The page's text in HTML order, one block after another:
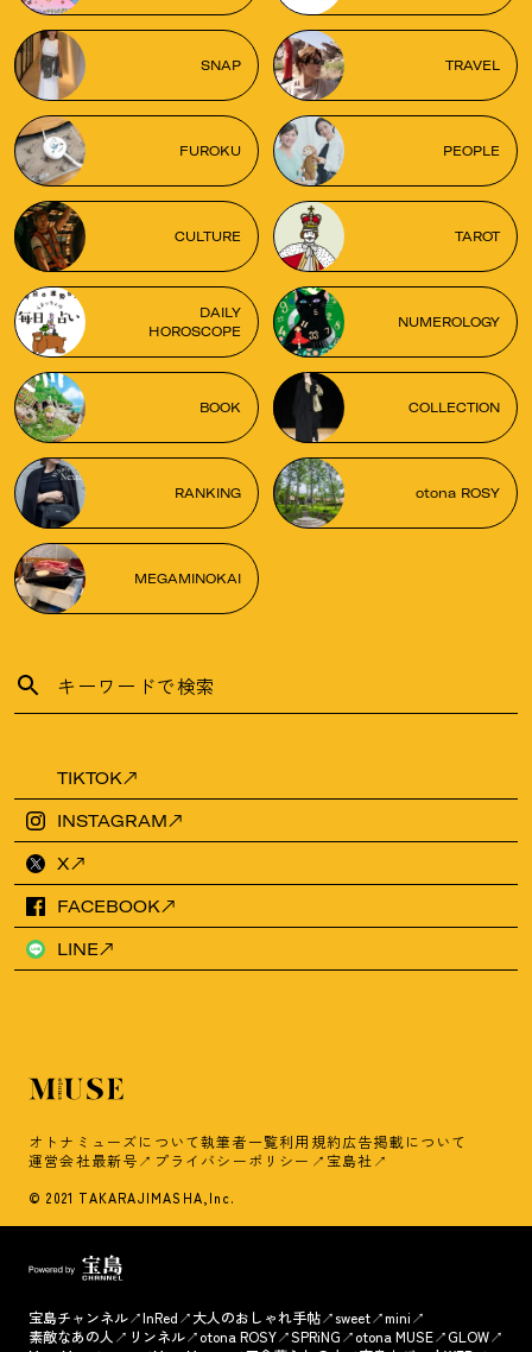
SNAP TRAVEL
FUROKU PEOPLE
CULTURE TAROT
DAILY
HOROSCOPE
NUMEROLOGY
BOOK COLLECTION
RANKING otona ROSY
MEGAMINOKAI
TIKTOK
INSTAGRAM
X
FACEBOOK
LINE
オトナミューズについて執筆者一覧利用規約広告掲載について
運営会社最新号 プライバシーポリシー 宝島社
© 2021 TAKARAJIMASHA,Inc.
宝島チャンネル InRed 大人のおしゃれ手帖 sweet
mini
素敵なあの人
リンネル otona ROSY SPRiNG otona MUSE
GLOW